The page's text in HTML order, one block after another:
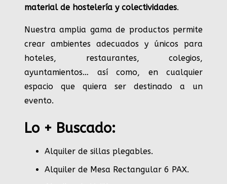
material de hostelería y colectividades.
Nuestra amplia gama de productos permite
crear ambientes adecuados y únicos para
hoteles, restaurantes, colegios,
ayuntamientos… así como, en cualquier
espacio que quiera ser destinado a un
evento.
Lo + Buscado:
Alquiler de sillas plegables.
Alquiler de Mesa Rectangular 6 PAX.